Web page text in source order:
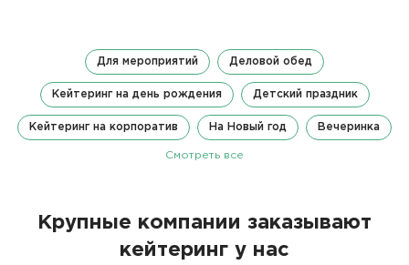
Для мероприятий Деловой обед
Кейтеринг на день рождения Детский праздник
Кейтеринг на корпоратив На Новый год Вечеринка
Смотреть все
Крупные компании заказывают
кейтеринг у нас